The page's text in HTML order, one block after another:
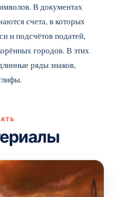
В документах
счета, в которых
и подсчётов податей,
городов. В этих
ряды знаков,